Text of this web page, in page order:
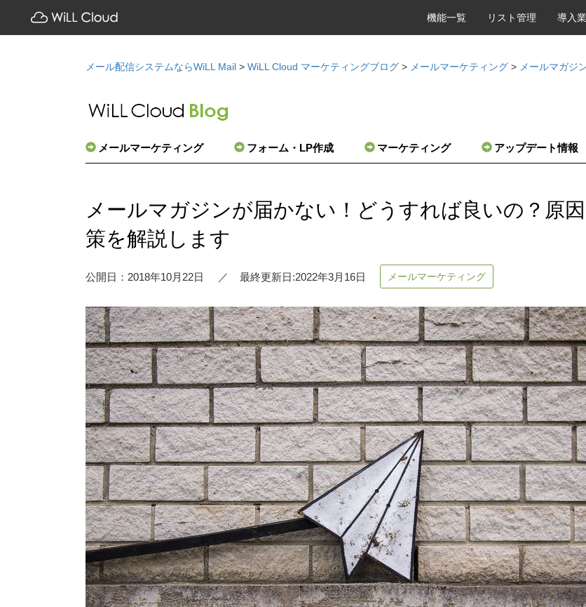
機能一覧 リスト管理 導入
メール配信システムならWiLL Mail > WiLL Cloud マーケティングブログ > メールマーケティング > メールマガジ
メールマーケティング フォーム・LP作成 マーケティング アップデート情報
メールマガジンが届かない！どうすれば良いの？原
策を解説します
公開日：2018年10月22日 最終更新日:2022年3月16日 メールマーケティング